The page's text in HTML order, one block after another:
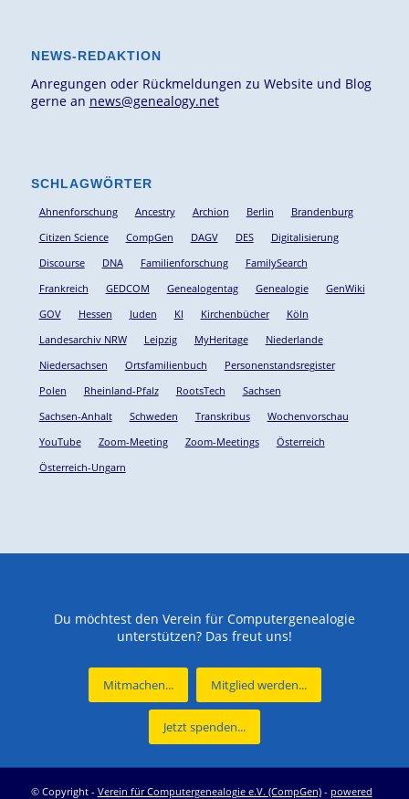
NEWS-REDAKTION
Anregungen oder Rückmeldungen zu Website und Blog
gerne an news@genealogy.net
SCHLAGWÖRTER
Ahnenforschung Ancestry Archion Berlin
Brandenburg
Citizen Science
CompGen DAGV DES
Digitalisierung
Discourse
DNA Familienforschung
FamilySearch
Frankreich
GEDCOM Genealogentag Genealogie
GenWiki
GOV
Hessen Juden KI Kirchenbücher
Köln
Landesarchiv NRW
Leipzig MyHeritage
Niederlande
Niedersachsen
Ortsfamilienbuch
Personenstandsregister
Polen
Rheinland-Pfalz RootsTech
Sachsen
Sachsen-Anhalt
Schweden Transkribus
Wochenvorschau
YouTube
Zoom-Meeting Zoom-Meetings
Österreich
Österreich-Ungarn
Du möchtest den Verein für Computergenealogie
unterstützen? Das freut uns!
Mitmachen... Mitglied werden...
Jetzt spenden...
© Copyright - Verein für Computergenealogie e.V. (CompGen)- powered